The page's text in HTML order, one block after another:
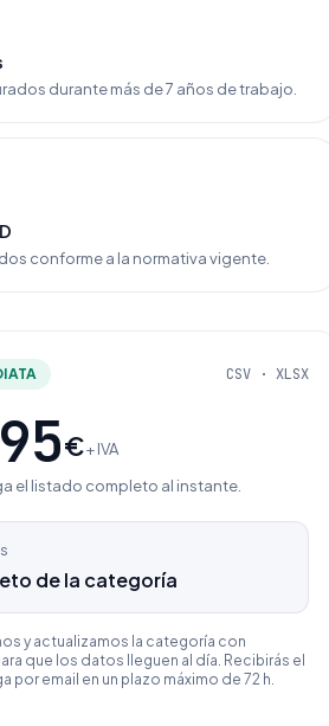
durante más de 7 años de trabajo.
conforme a la normativa vigente.
CSV · XLSX
€+ IVA
el listado completo al instante.
de la categoría
y actualizamos la categoría con
que los datos lleguen al día. Recibirás el
por email en un plazo máximo de 72 h.